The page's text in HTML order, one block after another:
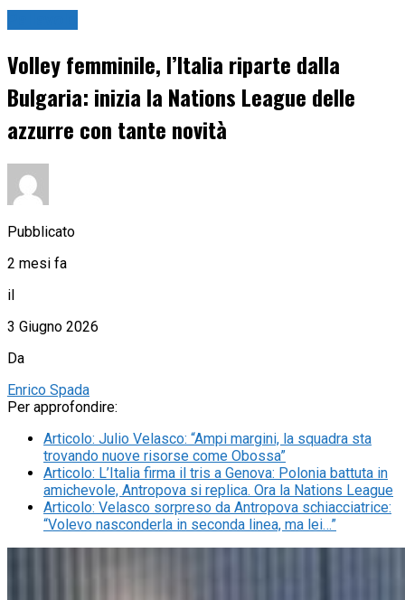
Volley femminile, l’Italia riparte dalla
Bulgaria: inizia la Nations League delle
azzurre con tante novità
Pubblicato
2 mesi fa
il
3 Giugno 2026
Da
Enrico Spada
Per approfondire:
Articolo: Julio Velasco: “Ampi margini, la squadra sta
trovando nuove risorse come Obossa”
Articolo: L’Italia firma il tris a Genova: Polonia battuta in
amichevole, Antropova si replica. Ora la Nations League
Articolo: Velasco sorpreso da Antropova schiacciatrice:
“Volevo nasconderla in seconda linea, ma lei…”